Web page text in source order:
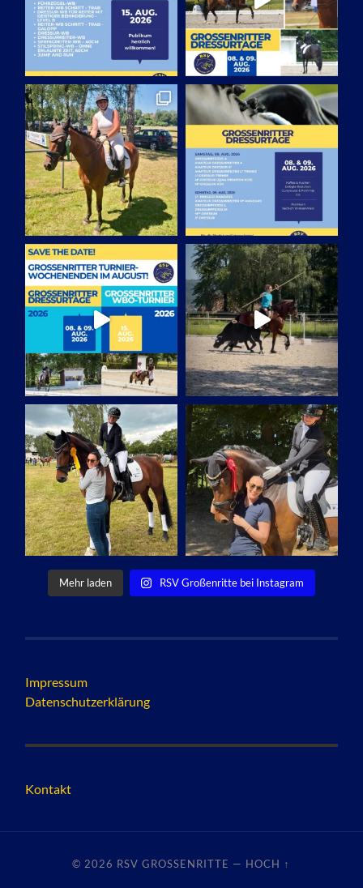
Mehr laden RSV Großenritte bei Instagram
Impressum
Datenschutzerklärung
Kontakt
© 2026 RSV GROSSENRITTE — HOCH ↑